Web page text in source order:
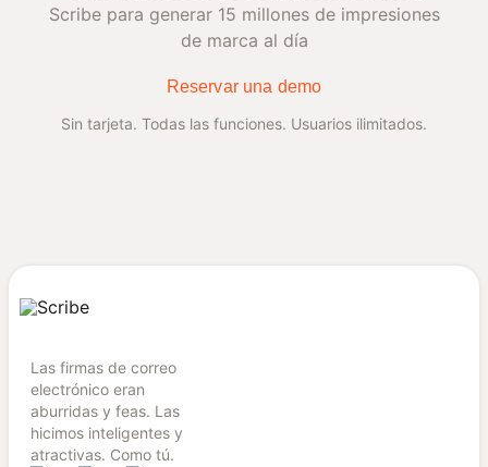
Scribe para generar 15 millones de impresiones
de marca al día
Reservar una demo
Sin tarjeta. Todas las funciones. Usuarios ilimitados.
Las firmas de correo
electrónico eran
aburridas y feas. Las
hicimos inteligentes y
atractivas. Como tú.